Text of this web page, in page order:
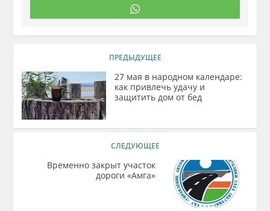
ПРЕДЫДУЩЕЕ
27 мая в народном календаре:
как привлечь удачу и
защитить дом от бед
СЛЕДУЮЩЕЕ
Временно закрыт участок
дороги «Амга»